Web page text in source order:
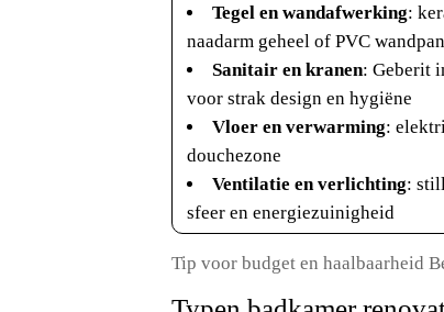
Tegel en wandafwerking:
naadarm geheel of PVC
Sanitair en kranen: Geberit
voor strak design en hygiëne
Vloer en verwarming:
douchezone
Ventilatie en verlichting:
sfeer en energiezuinigheid
Tip voor budget en haalbaarheid